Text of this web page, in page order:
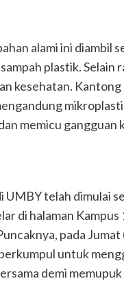
alami ini diambil
plastik. Selain
kesehatan.
memicu gangguan
telah dimulai
di halaman Kampus
pada
untuk
demi